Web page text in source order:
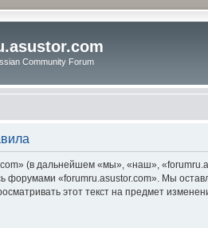
Community Forum
(в дальнейшем «мы», «наш»,
форумами «forumru.asustor.com». Мы
этот текст на предмет